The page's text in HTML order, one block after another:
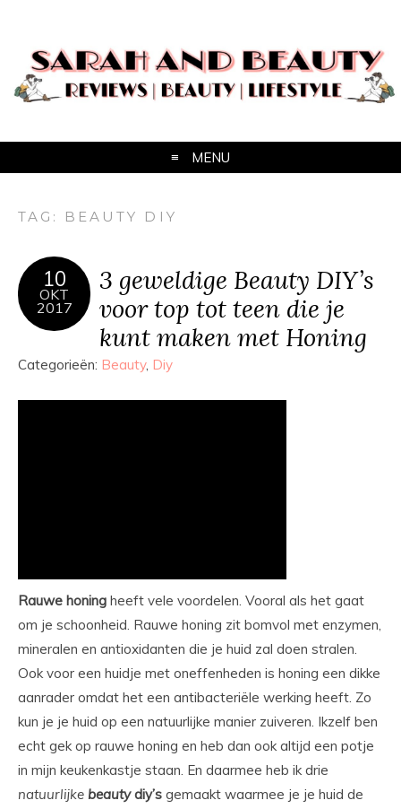
MENU
TAG: BEAUTY DIY
10
OKT
2017
3 geweldige Beauty DIY’s
voor top tot teen die je
kunt maken met Honing
Categorieën: Beauty, Diy
Rauwe honing heeft vele voordelen. Vooral als het gaat
om je schoonheid. Rauwe honing zit bomvol met enzymen,
mineralen en antioxidanten die je huid zal doen stralen.
Ook voor een huidje met oneffenheden is honing een dikke
aanrader omdat het een antibacteriële werking heeft. Zo
kun je je huid op een natuurlijke manier zuiveren. Ikzelf ben
echt gek op rauwe honing en heb dan ook altijd een potje
in mijn keukenkastje staan. En daarmee heb ik drie
natuurlijke beauty diy’s gemaakt waarmee je je huid de